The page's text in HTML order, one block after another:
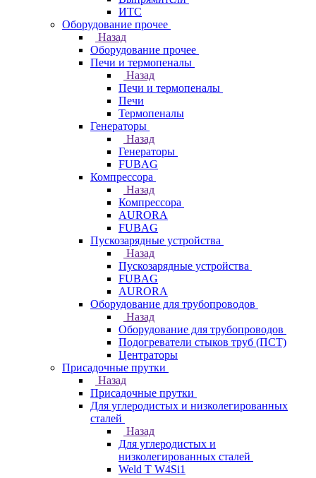
ИТС
Оборудование прочее
Назад
Оборудование прочее
Печи и термопеналы
Назад
Печи и термопеналы
Печи
Термопеналы
Генераторы
Назад
Генераторы
FUBAG
Компрессора
Назад
Компрессора
AURORA
FUBAG
Пускозарядные устройства
Назад
Пускозарядные устройства
FUBAG
AURORA
Оборудование для трубопроводов
Назад
Оборудование для трубопроводов
Подогреватели стыков труб (ПСТ)
Центраторы
Присадочные прутки
Назад
Присадочные прутки
Для углеродистых и низколегированных
сталей
Назад
Для углеродистых и
низколегированных сталей
Weld T W4Si1